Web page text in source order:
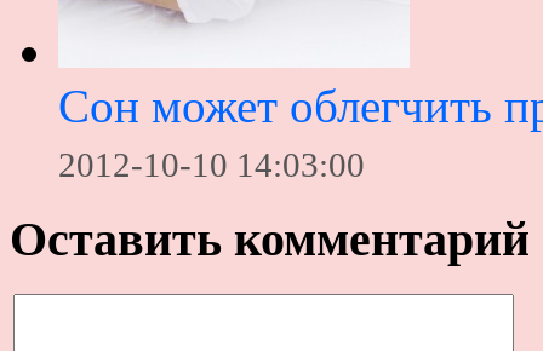
Сон может облегчить
2012-10-10 14:03:00
Оставить комментарий